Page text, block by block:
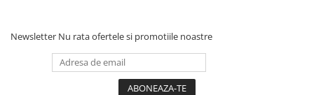
Newsletter Nu rata ofertele si promotiile noastre